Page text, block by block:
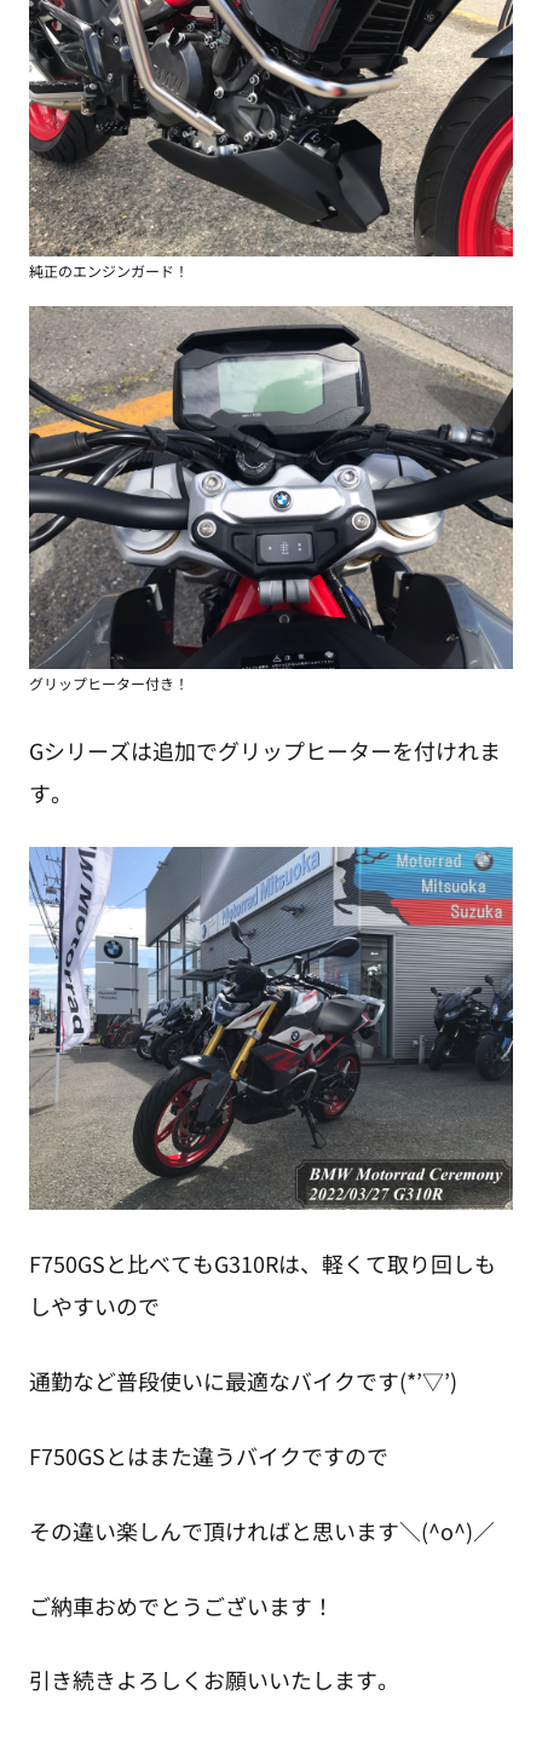
純正のエンジンガード！
グリップヒーター付き！
Gシリーズは追加でグリップヒーターを付けれま
す。
F750GSと比べてもG310Rは、軽くて取り回しも
しやすいので
通勤など普段使いに最適なバイクです(*’▽’)
F750GSとはまた違うバイクですので
その違い楽しんで頂ければと思います＼(^o^)／
ご納車おめでとうございます！
引き続きよろしくお願いいたします。